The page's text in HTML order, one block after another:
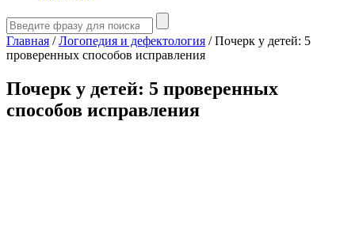
Главная / Логопедия и дефектология / Почерк у детей: 5
проверенных способов исправления
Почерк у детей: 5 проверенных
способов исправления